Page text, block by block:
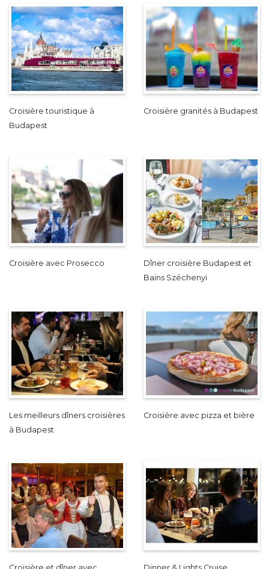
Croisière touristique à
Budapest
Croisière granités à Budapest
Croisière avec Prosecco
Dîner croisière Budapest et
Bains Széchenyi
Les meilleurs dîners croisières
à Budapest
Croisière avec pizza et bière